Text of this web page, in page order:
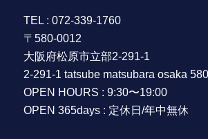
TEL : 072-339-1760
〒580-0012
大阪府松原市立部2-291-1
2-291-1 tatsube matsubara osaka
OPEN HOURS : 9:30〜19:00
OPEN 365days : 定休日/年中無休